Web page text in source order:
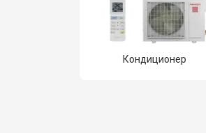
Микшерный пульт